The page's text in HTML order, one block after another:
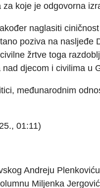
za koje je odgovorna
naglasiti
poziva na nasljeđe
žrtve toga
nad djecom i civilima u
međunarodnim
01:11)
Andreju
Miljenka